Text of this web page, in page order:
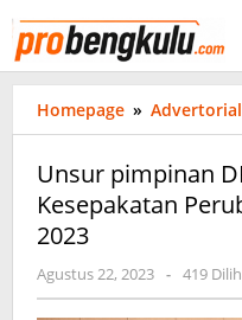
ke
konten
Homepage » Advertorial
Unsur pimpinan
Kesepakatan
2023
Agustus 22, 2023 oleh
- 419